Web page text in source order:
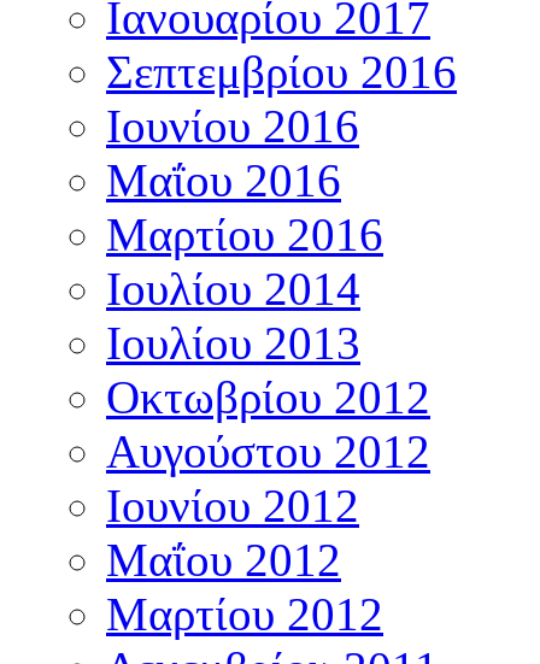
Ιανουαρίου 2017
Σεπτεμβρίου 2016
Ιουνίου 2016
Μαΐου 2016
Μαρτίου 2016
Ιουλίου 2014
Ιουλίου 2013
Οκτωβρίου 2012
Αυγούστου 2012
Ιουνίου 2012
Μαΐου 2012
Μαρτίου 2012